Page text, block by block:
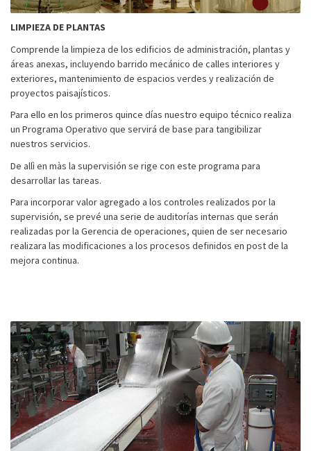
LIMPIEZA DE PLANTAS
Comprende la limpieza de los edificios de administración, plantas y
áreas anexas, incluyendo barrido mecánico de calles interiores y
exteriores, mantenimiento de espacios verdes y realización de
proyectos paisajísticos.
Para ello en los primeros quince días nuestro equipo técnico realiza
un Programa Operativo que servirá de base para tangibilizar
nuestros servicios.
De allì en màs la supervisión se rige con este programa para
desarrollar las tareas.
Para incorporar valor agregado a los controles realizados por la
supervisión, se prevé una serie de auditorías internas que serán
realizadas por la Gerencia de operaciones, quien de ser necesario
realizara las modificaciones a los procesos definidos en post de la
mejora continua.